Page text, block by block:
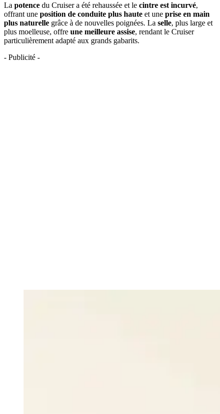
La potence du Cruiser a été rehaussée et le cintre est incurvé,
offrant une position de conduite plus haute et une prise en main
plus naturelle grâce à de nouvelles poignées. La selle, plus large et
plus moelleuse, offre une meilleure assise, rendant le Cruiser
particulièrement adapté aux grands gabarits.
- Publicité -